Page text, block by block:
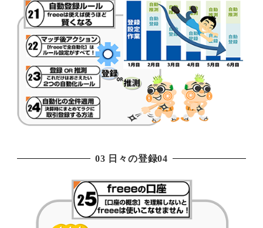
03 日々の登録04